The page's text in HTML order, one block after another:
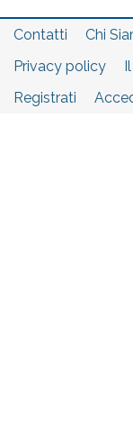
Contatti Chi
Privacy policy
Registrati